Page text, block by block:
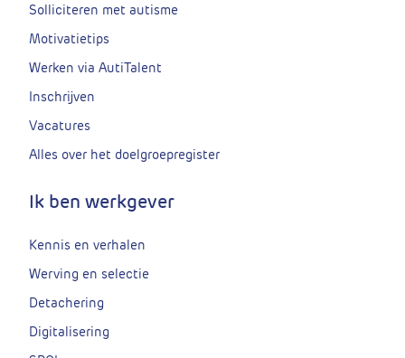
Solliciteren met autisme
Motivatietips
Werken via AutiTalent
Inschrijven
Vacatures
Alles over het doelgroepregister
Ik ben werkgever
Kennis en verhalen
Werving en selectie
Detachering
Digitalisering